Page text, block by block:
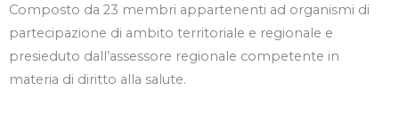
Composto da 23 membri appartenenti ad organismi di
partecipazione di ambito territoriale e regionale e
presieduto dall’assessore regionale competente in
materia di diritto alla salute.